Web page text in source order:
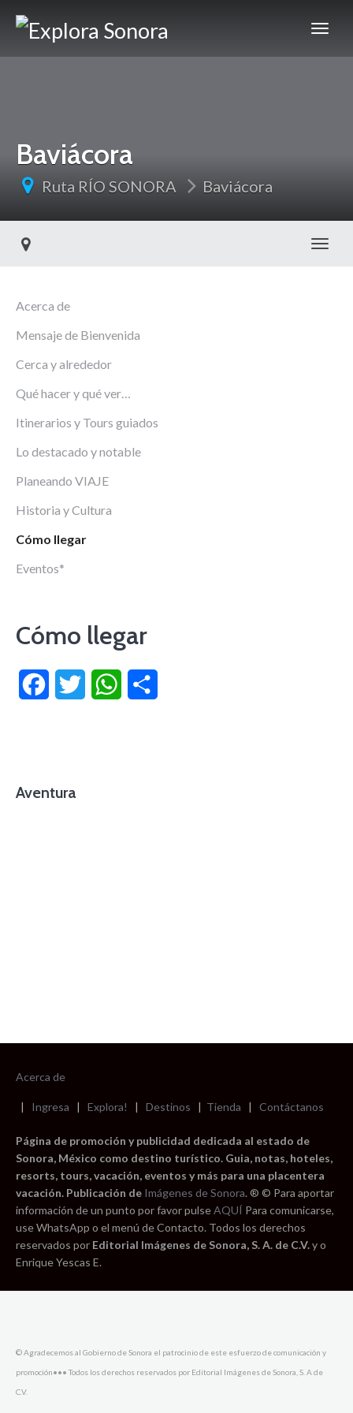
Baviácora
Ruta RÍO SONORA Baviácora
Acerca de
Mensaje de Bienvenida
Cerca y alrededor
Qué hacer y qué ver…
Itinerarios y Tours guiados
Lo destacado y notable
Planeando VIAJE
Historia y Cultura
Cómo llegar
Eventos*
Cómo llegar
FacebookTwitter WhatsApp
Aventura
Acerca de
| Ingresa | Explora! | Destinos | Tienda | Contáctanos
Página de promoción y publicidad dedicada al estado de
Sonora, México como destino turístico. Guia, notas, hoteles,
resorts, tours, vacación, eventos y más para una placentera
vacación. Publicación de Imágenes de Sonora. ® © Para aportar
información de un punto por favor pulseAQUÍ Para comunicarse,
use WhatsApp o el menú de Contacto. Todos los derechos
reservados por Editorial Imágenes de Sonora, S. A. de C.V.y o
Enrique Yescas E.
© Agradecemos al Gobierno de Sonora el patrocinio de este esfuerzo de comunicación y
promoción••• Todos los derechos reservados por Editorial Imágenes de Sonora, S. A de
C.V.